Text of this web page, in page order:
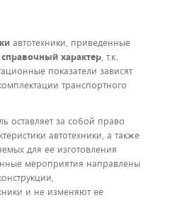
автотехники, приведенные
справочный характер, т.к.
показатели зависят
транспортного
оставляет за собой право
автотехники, а также
для ее изготовления
мероприятия направлены
и не изменяют ее